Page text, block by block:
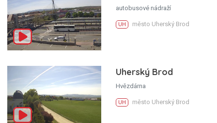
autobusové nádraží
UH město Uherský Brod
Uherský Brod
Hvězdárna
UH město Uherský Brod